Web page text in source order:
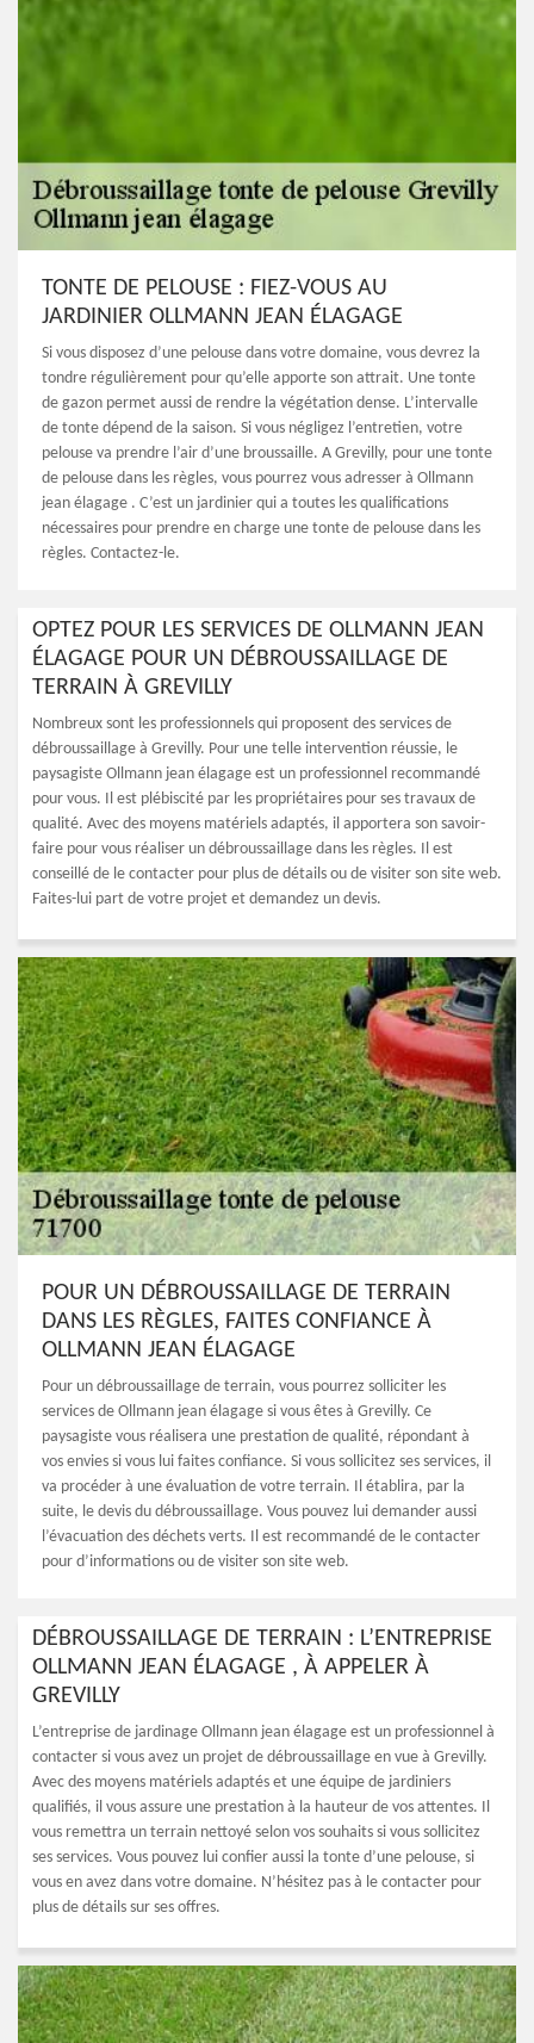
TONTE DE PELOUSE : FIEZ-VOUS AU
JARDINIER OLLMANN JEAN ÉLAGAGE
Si vous disposez d’une pelouse dans votre domaine, vous devrez la
tondre régulièrement pour qu’elle apporte son attrait. Une tonte
de gazon permet aussi de rendre la végétation dense. L’intervalle
de tonte dépend de la saison. Si vous négligez l’entretien, votre
pelouse va prendre l’air d’une broussaille. A Grevilly, pour une tonte
de pelouse dans les règles, vous pourrez vous adresser à Ollmann
jean élagage . C’est un jardinier qui a toutes les qualifications
nécessaires pour prendre en charge une tonte de pelouse dans les
règles. Contactez-le.
OPTEZ POUR LES SERVICES DE OLLMANN JEAN
ÉLAGAGE POUR UN DÉBROUSSAILLAGE DE
TERRAIN À GREVILLY
Nombreux sont les professionnels qui proposent des services de
débroussaillage à Grevilly. Pour une telle intervention réussie, le
paysagiste Ollmann jean élagage est un professionnel recommandé
pour vous. Il est plébiscité par les propriétaires pour ses travaux de
qualité. Avec des moyens matériels adaptés, il apportera son savoir-
faire pour vous réaliser un débroussaillage dans les règles. Il est
conseillé de le contacter pour plus de détails ou de visiter son site web.
Faites-lui part de votre projet et demandez un devis.
POUR UN DÉBROUSSAILLAGE DE TERRAIN
DANS LES RÈGLES, FAITES CONFIANCE À
OLLMANN JEAN ÉLAGAGE
Pour un débroussaillage de terrain, vous pourrez solliciter les
services de Ollmann jean élagage si vous êtes à Grevilly. Ce
paysagiste vous réalisera une prestation de qualité, répondant à
vos envies si vous lui faites confiance. Si vous sollicitez ses services, il
va procéder à une évaluation de votre terrain. Il établira, par la
suite, le devis du débroussaillage. Vous pouvez lui demander aussi
l’évacuation des déchets verts. Il est recommandé de le contacter
pour d’informations ou de visiter son site web.
DÉBROUSSAILLAGE DE TERRAIN : L’ENTREPRISE
OLLMANN JEAN ÉLAGAGE , À APPELER À
GREVILLY
L’entreprise de jardinage Ollmann jean élagage est un professionnel à
contacter si vous avez un projet de débroussaillage en vue à Grevilly.
Avec des moyens matériels adaptés et une équipe de jardiniers
qualifiés, il vous assure une prestation à la hauteur de vos attentes. Il
vous remettra un terrain nettoyé selon vos souhaits si vous sollicitez
ses services. Vous pouvez lui confier aussi la tonte d’une pelouse, si
vous en avez dans votre domaine. N’hésitez pas à le contacter pour
plus de détails sur ses offres.